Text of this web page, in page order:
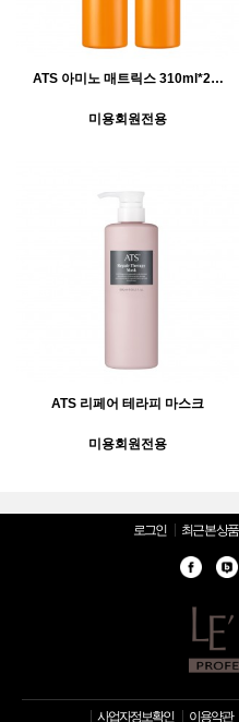
ATS 아미노 매트릭스 310ml*2…
미용회원전용
ATS 리페어 테라피 마스크
미용회원전용
로그인 최근 본 상품
사업자정보확인 이용약관